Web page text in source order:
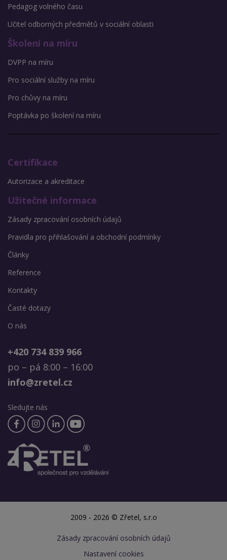
Pedagog volného času
Učitel odborných předmětů v sociální oblasti
Školení na míru
DVPP na míru
Pro sociální služby na míru
Pro chůvy na míru
Poptávka po školení na míru
Certifikace
Autorizace a akreditace
Užitečné informace
Zásady zpracování osobních údajů
Pravidla pro přihlašování a obchodní podmínky
Články
Reference
Kontakty
Časté dotazy
O nás
+420 734 839 966
po – pá 8:00 – 16:00
info@zretel.cz
Sledujte nás
2009 - 2026 © Zřetel, s.r.o
Zásady zpracování osobních údajů
Nastavení cookies